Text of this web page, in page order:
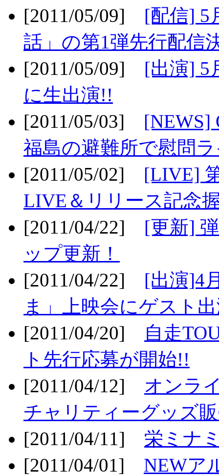
[2011/05/09] [配信] 5
話」の第1弾先行配信
[2011/05/09] [出演] 5
に生出演!!
[2011/05/03] [NEWS]
福島の避難所で慰問
[2011/05/02] [LIVE]
LIVE＆リリース記念
[2011/04/22] [更新]
ップ更新！
[2011/04/22] [出演]4
ま」上映会にゲスト
[2011/04/20]
自走
ト先行応募が開始!!
[2011/04/12] オンラ
チャリティーグッズ
[2011/04/11] 栄ミナ
[2011/04/01] NEWア